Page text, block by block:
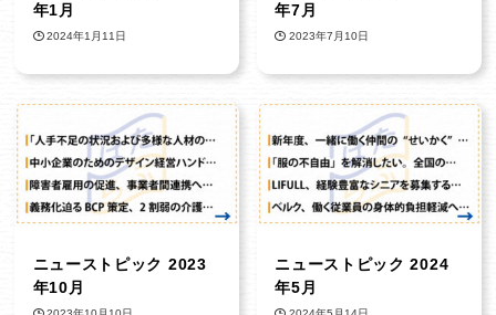
年1月
2024年1月11日
年7月
2023年7月10日
ニューストピック 2023
年10月
ニューストピック 2024
年5月